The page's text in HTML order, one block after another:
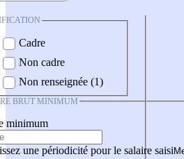
Cadre
Non cadre
Non renseignée (1)
BRUT MINIMUM
minimum
une périodicité pour le salaire saisi